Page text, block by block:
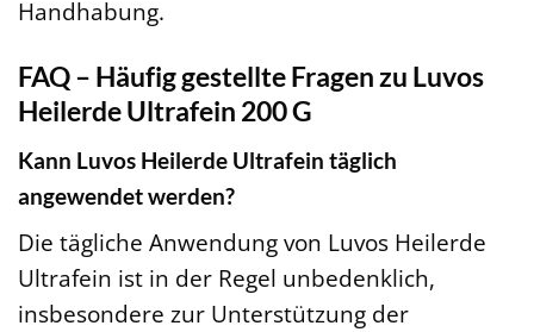
Handhabung.
FAQ – Häufig gestellte Fragen zu Luvos
Heilerde Ultrafein 200 G
Kann Luvos Heilerde Ultrafein täglich
angewendet werden?
Die tägliche Anwendung von Luvos Heilerde
Ultrafein ist in der Regel unbedenklich,
insbesondere zur Unterstützung der